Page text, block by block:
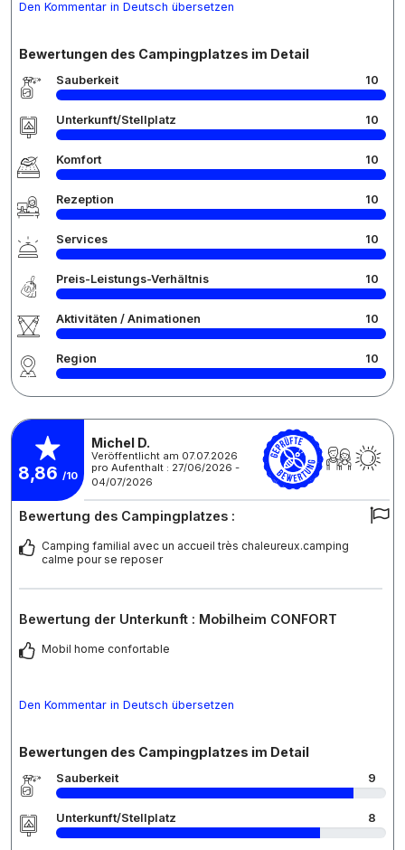
Den Kommentar in Deutsch übersetzen
Bewertungen des Campingplatzes im Detail
Sauberkeit 10
Unterkunft/Stellplatz 10
Komfort 10
Rezeption 10
Services 10
Preis-Leistungs-Verhältnis 10
Aktivitäten / Animationen 10
Region 10
8,86 /10
Michel D.
Veröffentlicht am 07.07.2026
pro Aufenthalt : 27/06/2026 -
04/07/2026
Bewertung des Campingplatzes :
Camping familial avec un accueil très chaleureux.camping
calme pour se reposer
Bewertung der Unterkunft : Mobilheim CONFORT
Mobil home confortable
Den Kommentar in Deutsch übersetzen
Bewertungen des Campingplatzes im Detail
Sauberkeit 9
Unterkunft/Stellplatz 8